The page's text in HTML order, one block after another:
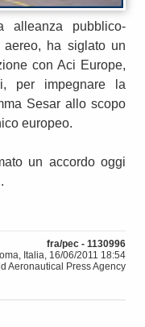
alleanza pubblico-
ha siglato un
con Aci Europe,
per impegnare la
Sesar allo scopo
europeo.
un accordo oggi
fra/pec - 1130996
Italia, 16/06/2011 18:54
Aeronautical Press Agency